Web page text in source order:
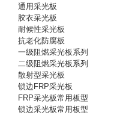
通用采光板
胶衣采光板
耐候性采光板
抗老化防腐板
一级阻燃采光板系列
二级阻燃采光板系列
散射型采光板
锁边FRP采光板
FRP采光板常用板型
锁边采光板常用板型